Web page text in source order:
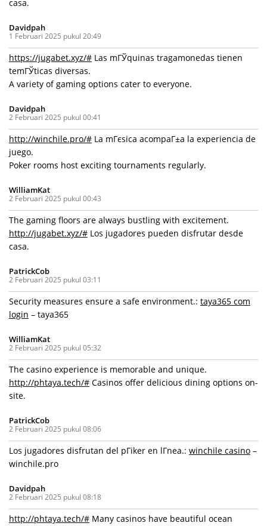
casa.
Davidpah
1 Februari 2025 pukul 20:49
https://jugabet.xyz/# Las mГЎquinas tragamonedas tienen
temГЎticas diversas.
A variety of gaming options cater to everyone.
Davidpah
2 Februari 2025 pukul 00:41
http://winchile.pro/# La mГєsica acompaГ±a la experiencia de
juego.
Poker rooms host exciting tournaments regularly.
WilliamKat
2 Februari 2025 pukul 00:43
The gaming floors are always bustling with excitement.
http://jugabet.xyz/# Los jugadores pueden disfrutar desde
casa.
PatrickCob
2 Februari 2025 pukul 03:11
Security measures ensure a safe environment.: taya365 com
login – taya365
WilliamKat
2 Februari 2025 pukul 05:32
The casino experience is memorable and unique.
http://phtaya.tech/# Casinos offer delicious dining options on-
site.
PatrickCob
2 Februari 2025 pukul 08:06
Los jugadores disfrutan del pГіker en lГ­nea.: winchile casino –
winchile.pro
Davidpah
2 Februari 2025 pukul 08:18
http://phtaya.tech/# Many casinos have beautiful ocean